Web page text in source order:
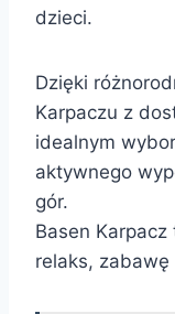
dzieci.
Dzięki
Karpaczu z
idealnym
aktywnego
gór.
Basen
relaks,